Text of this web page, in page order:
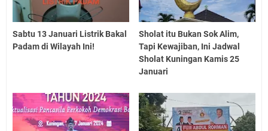
Sabtu 13 Januari Listrik Bakal
Padam di Wilayah Ini!
Sholat itu Bukan Sok Alim,
Tapi Kewajiban, Ini Jadwal
Sholat Kuningan Kamis 25
Januari